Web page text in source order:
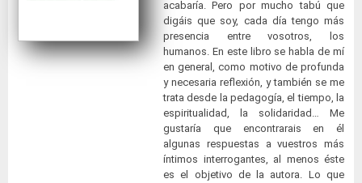
acabaría. Pero por mucho tabú que
digáis que soy, cada día tengo más
presencia entre vosotros, los
humanos. En este libro se habla de mí
en general, como motivo de profunda
y necesaria reflexión, y también se me
trata desde la pedagogía, el tiempo, la
espiritualidad, la solidaridad… Me
gustaría que encontrarais en él
algunas respuestas a vuestros más
íntimos interrogantes, al menos éste
es el objetivo de la autora. Lo que